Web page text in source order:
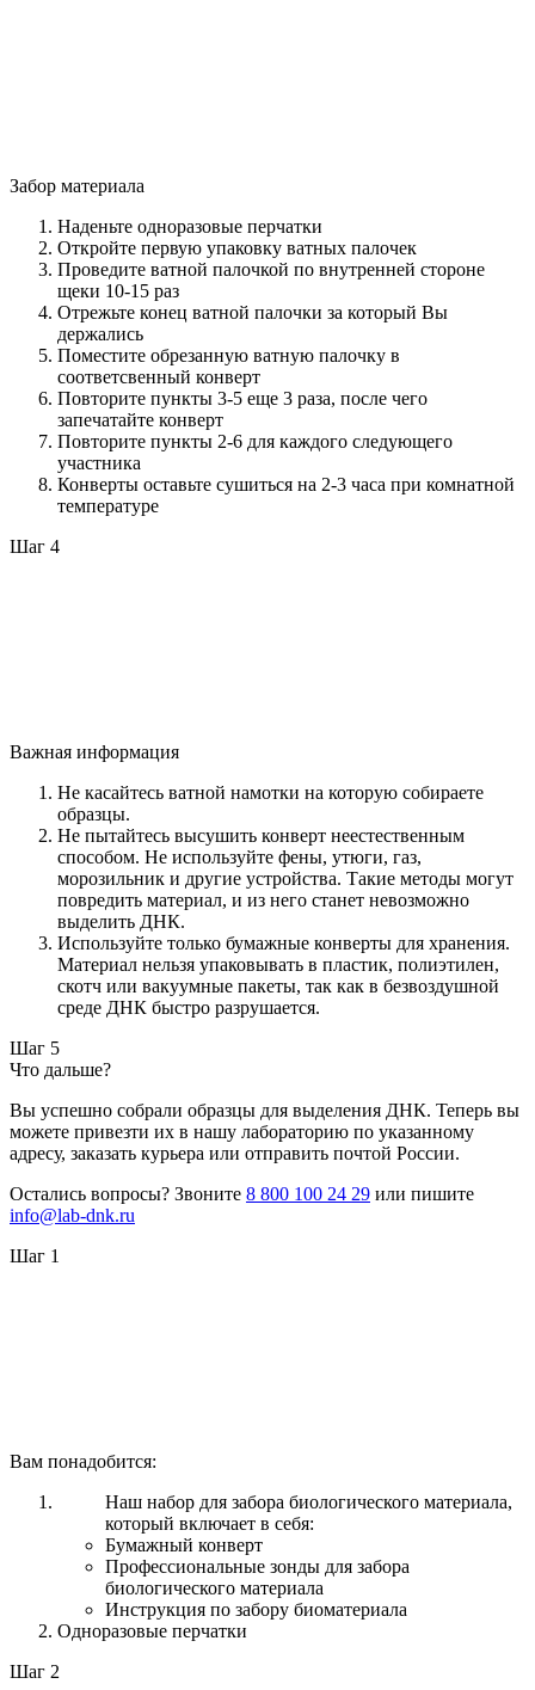
Забор материала
Наденьте одноразовые перчатки
Откройте первую упаковку ватных палочек
Проведите ватной палочкой по внутренней стороне
щеки 10-15 раз
Отрежьте конец ватной палочки за который Вы
держались
Поместите обрезанную ватную палочку в
соответсвенный конверт
Повторите пункты 3-5 еще 3 раза, после чего
запечатайте конверт
Повторите пункты 2-6 для каждого следующего
участника
Конверты оставьте сушиться на 2-3 часа при комнатной
температуре
Шаг 4
Важная информация
Не касайтесь ватной намотки на которую собираете
образцы.
Не пытайтесь высушить конверт неестественным
способом. Не используйте фены, утюги, газ,
морозильник и другие устройства. Такие методы могут
повредить материал, и из него станет невозможно
выделить ДНК.
Используйте только бумажные конверты для хранения.
Материал нельзя упаковывать в пластик, полиэтилен,
скотч или вакуумные пакеты, так как в безвоздушной
среде ДНК быстро разрушается.
Шаг 5
Что дальше?
Вы успешно собрали образцы для выделения ДНК. Теперь вы
можете привезти их в нашу лабораторию по указанному
адресу, заказать курьера или отправить почтой России.
Остались вопросы? Звоните 8 800 100 24 29 или пишите
info@lab-dnk.ru
Шаг 1
Вам понадобится:
Наш набор для забора биологического материала,
который включает в себя:
Бумажный конверт
Профессиональные зонды для забора
биологического материала
Инструкция по забору биоматериала
Одноразовые перчатки
Шаг 2